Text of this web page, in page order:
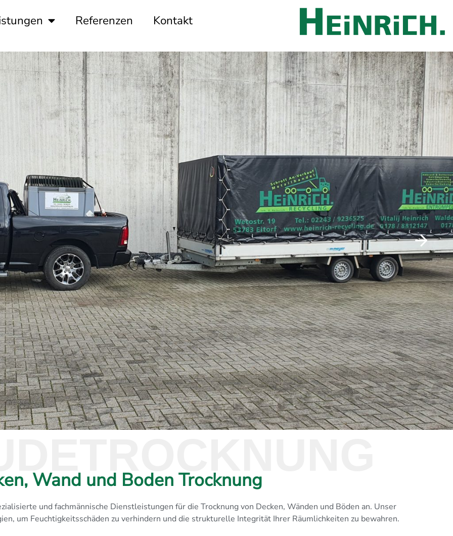
Referenzen Kontakt
Wand und Boden Trocknung
und fachmännische Dienstleistungen für die Trocknung von Decken, Wänden und Böden an. Unser
um Feuchtigkeitsschäden zu verhindern und die strukturelle Integrität Ihrer Räumlichkeiten zu bewahren.